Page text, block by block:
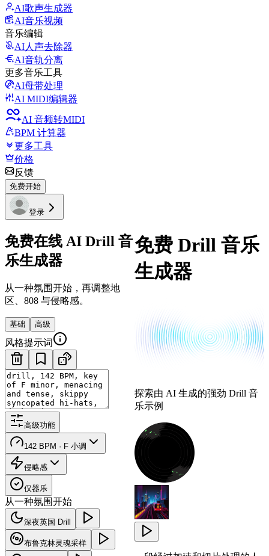
AI歌声生成器
AI音乐视频
音乐编辑
AI人声去除器
AI音轨分离
更多音乐工具
AI母带处理
AI MIDI编辑器
AI 音频转MIDI
BPM 计算器
更多工具
价格
反馈
免费开始
登录
免费在线 AI Drill 音
乐生成器
从一种氛围开始，再调整地
区、808 与侵略感。
基础 高级
风格提示词
高级功能
142 BPM · F 小调
侵略感
仅器乐
从一种氛围开始
深夜英国 Drill
布鲁克林灵魂采样
免费 Drill 音乐
生成器
探索由 AI 生成的强劲 Drill 音
乐示例